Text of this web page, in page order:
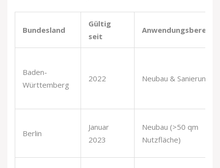
Bundesland
Gültig
seit
Anwendungsbereich
Baden-
Württemberg
2022 Neubau & Sanierung
Berlin
Januar
2023
Neubau (>50 qm
Nutzfläche)